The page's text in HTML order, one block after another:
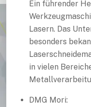
Ein führender
Lasern. Das
besonders
in vielen
DMG Mori: